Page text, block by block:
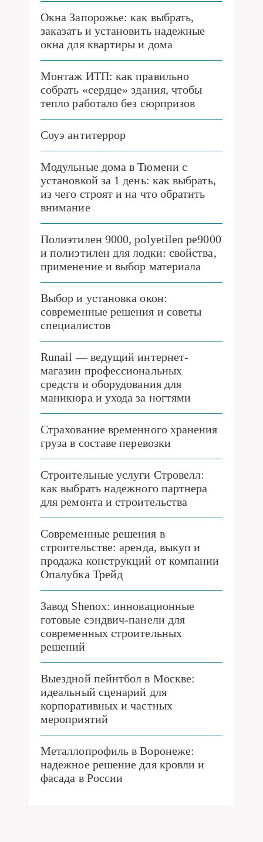
Окна Запорожье: как выбрать,
заказать и установить надежные
окна для квартиры и дома
Монтаж ИТП: как правильно
собрать «сердце» здания, чтобы
тепло работало без сюрпризов
Соуэ антитеррор
Модульные дома в Тюмени с
установкой за 1 день: как выбрать,
из чего строят и на что обратить
внимание
Полиэтилен 9000, polyetilen pe9000
и полиэтилен для лодки: свойства,
применение и выбор материала
Выбор и установка окон:
современные решения и советы
специалистов
Runail — ведущий интернет-
магазин профессиональных
средств и оборудования для
маникюра и ухода за ногтями
Страхование временного хранения
груза в составе перевозки
Строительные услуги Стровелл:
как выбрать надежного партнера
для ремонта и строительства
Современные решения в
строительстве: аренда, выкуп и
продажа конструкций от компании
Опалубка Трейд
Завод Shenox: инновационные
готовые сэндвич-панели для
современных строительных
решений
Выездной пейнтбол в Москве:
идеальный сценарий для
корпоративных и частных
мероприятий
Металлопрофиль в Воронеже:
надежное решение для кровли и
фасада в России